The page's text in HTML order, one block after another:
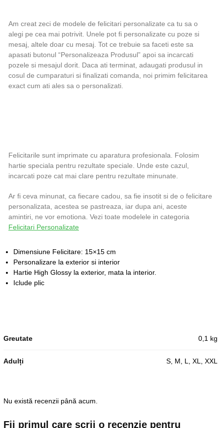
Am creat zeci de modele de felicitari personalizate ca tu sa o
alegi pe cea mai potrivit. Unele pot fi personalizate cu poze si
mesaj, altele doar cu mesaj. Tot ce trebuie sa faceti este sa
apasati butonul “Personalizeaza Produsul” apoi sa incarcati
pozele si mesajul dorit. Daca ati terminat, adaugati produsul in
cosul de cumparaturi si finalizati comanda, noi primim felicitarea
exact cum ati ales sa o personalizati.
Felicitarile sunt imprimate cu aparatura profesionala. Folosim
hartie speciala pentru rezultate speciale. Unde este cazul,
incarcati poze cat mai clare pentru rezultate minunate.
Ar fi ceva minunat, ca fiecare cadou, sa fie insotit si de o felicitare
personalizata, acestea se pastreaza, iar dupa ani, aceste
amintiri, ne vor emotiona. Vezi toate modelele in categoria
Felicitari Personalizate
Dimensiune Felicitare: 15×15 cm
Personalizare la exterior si interior
Hartie High Glossy la exterior, mata la interior.
Iclude plic
Greutate 0,1 kg
Adulți S, M, L, XL, XXL
Nu există recenzii până acum.
Fii primul care scrii o recenzie pentru